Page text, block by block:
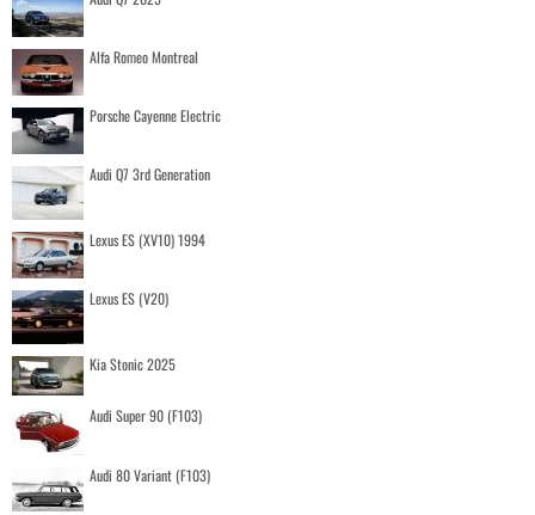
Alfa Romeo Montreal
Porsche Cayenne Electric
Audi Q7 3rd Generation
Lexus ES (XV10) 1994
Lexus ES (V20)
Kia Stonic 2025
Audi Super 90 (F103)
Audi 80 Variant (F103)